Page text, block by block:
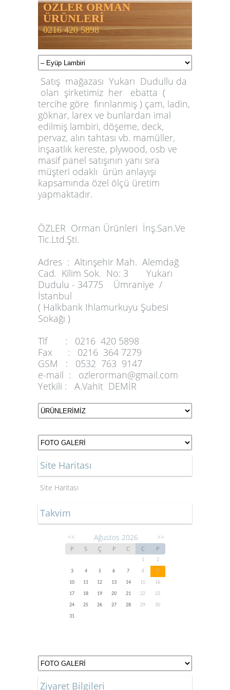
ÖZLER ORMAN
ÜRÜNLERİ
0216 420 5898
Satış mağazası Yukarı Dudullu da
olan şirketimiz her ebatta (
tercihe göre fırınlanmış ) çam, ladin,
göknar, larex ve bunlardan imal
edilmiş lambiri, döşeme, deck,
pervaz, alın tahtası vb. mamüller,
inşaatlık kereste, plywood, osb ve
masif panel satışının yanı sıra
müşteri odaklı ürün anlayışı
kapsamında özel ölçü üretim
yapmaktadır.
ÖZLER Orman Ürünleri İnş.San.Ve
Tic.Ltd.Şti.
Adres : Altınşehir Mah. Alemdağ
Cad. Kilim Sok. No: 3 Yukarı
Dudulu - 34775 Ümraniye /
İstanbul
( Halkbank Ihlamurkuyu Şubesi
Sokağı )
Tlf :
0216 420 5898
Fax :
0216 364 7279
GSM :
0532 763 9147
e-mail :
ozlerorman@gmail.com
Yetkili :
A.Vahit DEMİR
Site Haritası
Site Haritası
Takvim
<< Ağustos 2026 >>
P S Ç P C C P
1
2
3
4 5 6 7 8
9
10
11 12 13 14 15
16
17
18 19 20 21 22
23
24
25 26 27 28 29
30
31
Ziyaret Bilgileri